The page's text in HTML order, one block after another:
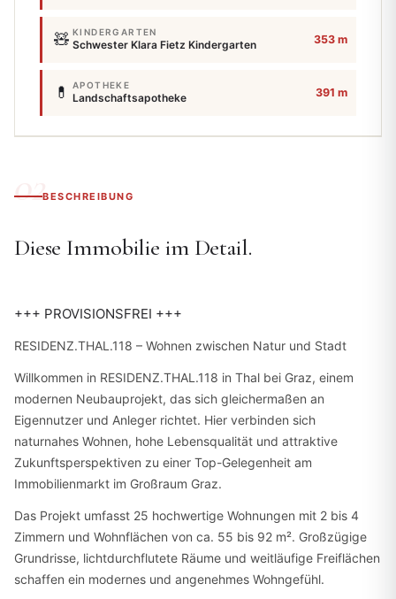
🧸 KINDERGARTEN
Schwester Klara Fietz Kindergarten 353 m
💊 APOTHEKE
Landschaftsapotheke 391 m
BESCHREIBUNG
Diese Immobilie im Detail.
+++ PROVISIONSFREI +++
RESIDENZ.THAL.118 – Wohnen zwischen Natur und Stadt
Willkommen in RESIDENZ.THAL.118 in Thal bei Graz, einem
modernen Neubauprojekt, das sich gleichermaßen an
Eigennutzer und Anleger richtet. Hier verbinden sich
naturnahes Wohnen, hohe Lebensqualität und attraktive
Zukunftsperspektiven zu einer Top-Gelegenheit am
Immobilienmarkt im Großraum Graz.
Das Projekt umfasst 25 hochwertige Wohnungen mit 2 bis 4
Zimmern und Wohnflächen von ca. 55 bis 92 m². Großzügige
Grundrisse, lichtdurchflutete Räume und weitläufige Freiflächen
schaffen ein modernes und angenehmes Wohngefühl.